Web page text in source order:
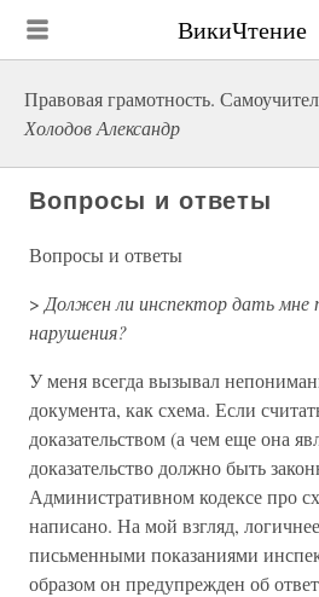
ВикиЧтение
Правовая грамотность.
Холодов Александр
Вопросы и ответы
Вопросы и ответы
> Должен ли инспектор дать мне
нарушения?
У меня всегда вызывал
документа, как схема. Если
доказательством (а чем еще она
доказательство должно быть
Административном кодексе про
написано. На мой взгляд,
письменными показаниями
образом он предупрежден об